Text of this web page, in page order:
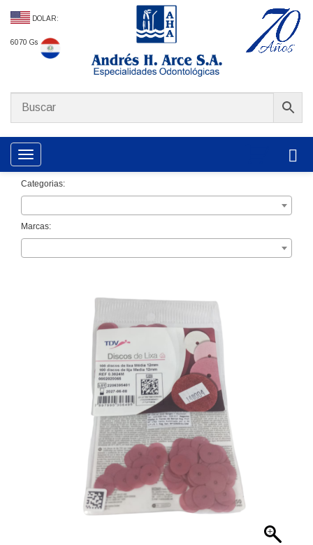
DOLAR:
6070 Gs
Toggle navigation
Categorias:
Marcas: